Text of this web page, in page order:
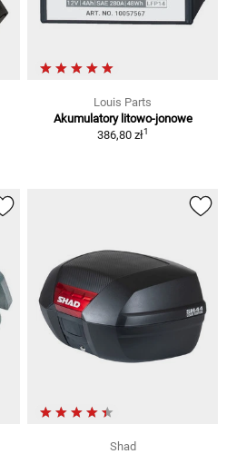
Louis Parts
Akumulatory litowo-jonowe
386,80 zł1
Shad